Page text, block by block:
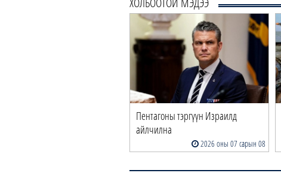
Пентагоны тэргүүн Израилд
айлчилна
2026 оны 07 сарын 08